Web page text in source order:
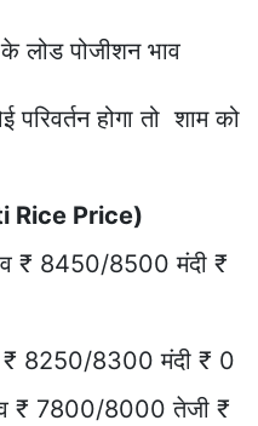
पोजीशन भाव
परिवर्तन होगा तो शाम को
Rice Price)
₹ 8450/8500 मंदी ₹
₹ 8250/8300 मंदी ₹ 0
₹ 7800/8000 तेजी ₹